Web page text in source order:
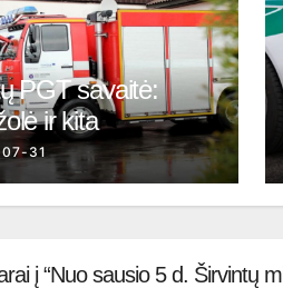
PGT savaitė:
ir kita
31
į “Nuo sausio 5 d. Širvintų